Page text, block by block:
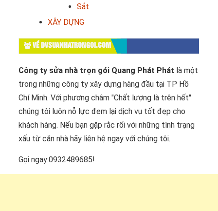
Sắt
XÂY DỰNG
VỀ DVSUANHATRONGOI.COM
Công ty sửa nhà trọn gói Quang Phát Phát là một
trong những công ty xây dựng hàng đầu tại TP Hồ
Chí Minh. Với phương châm "Chất lượng là trên hết"
chúng tôi luôn nỗ lực đem lại dịch vụ tốt đẹp cho
khách hàng. Nếu bạn gặp rắc rối với những tình trạng
xấu từ căn nhà hãy liên hệ ngay với chúng tôi.
Gọi ngay:0932489685!